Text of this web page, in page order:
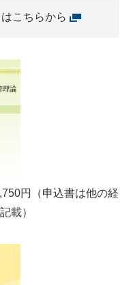
こちらから
円（申込書は他の経
載）